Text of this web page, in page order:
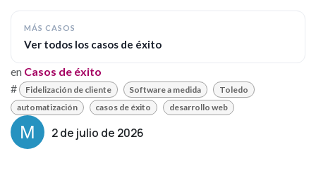
MÁS CASOS
Ver todos los casos de éxito
en Casos de éxito
#
Fidelización de cliente Software a medida
Toledo
automatización
casos de éxito desarrollo web
2 de julio de 2026